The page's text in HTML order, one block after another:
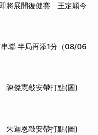
將展開復健賽 王定穎今
聯 半局再添1分（08/06
陳傑憲敲安帶打點(圖)
朱迦恩敲安帶打點(圖)